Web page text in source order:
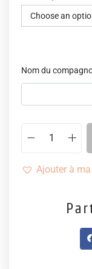
Nom du
Ajouter à